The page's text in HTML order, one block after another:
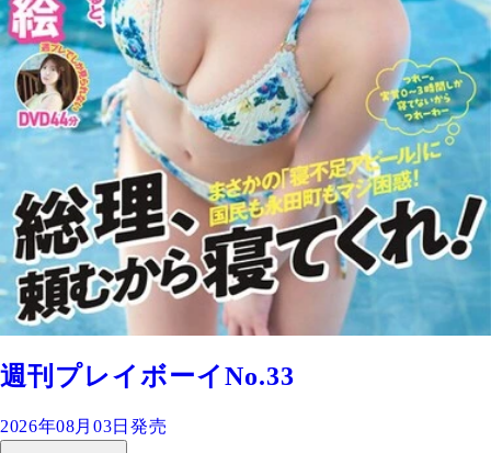
週刊プレイボーイNo.33
2026年08月03日発売